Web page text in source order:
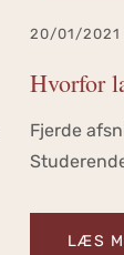
20/01/2021
Hvorfor
Fjerde
LÆS